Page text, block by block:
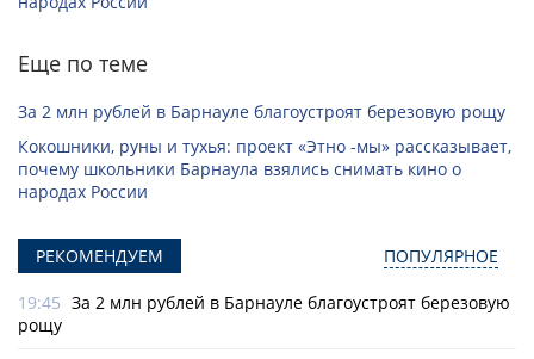
Еще по теме
За 2 млн рублей в Барнауле благоустроят березовую рощу
Кокошники, руны и тухья: проект «Этно -мы» рассказывает,
почему школьники Барнаула взялись снимать кино о
народах России
РЕКОМЕНДУЕМ ПОПУЛЯРНОЕ
19:45 За 2 млн рублей в Барнауле благоустроят березовую
рощу